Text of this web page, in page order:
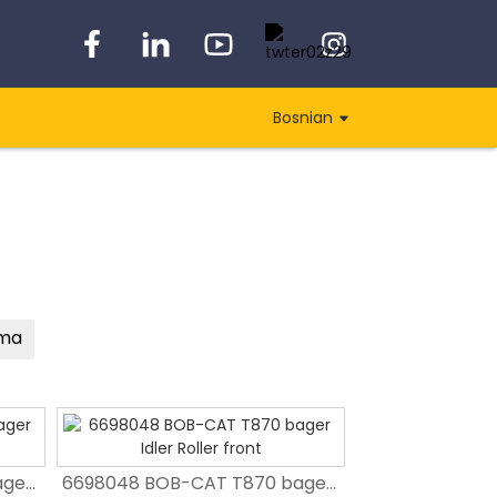
Bosnian
6698049 BOB-CAT T870 bager Idler Roller poslije 6698048 BOB-CAT T870 bager Idler Roller front
6698049 BOB-CAT T870 bager Idler Roller poslije 6698048 BOB-CAT T870 bager Idler Roller front
Veleprodajni bager EC950E sklop za podešavanje gusjenice